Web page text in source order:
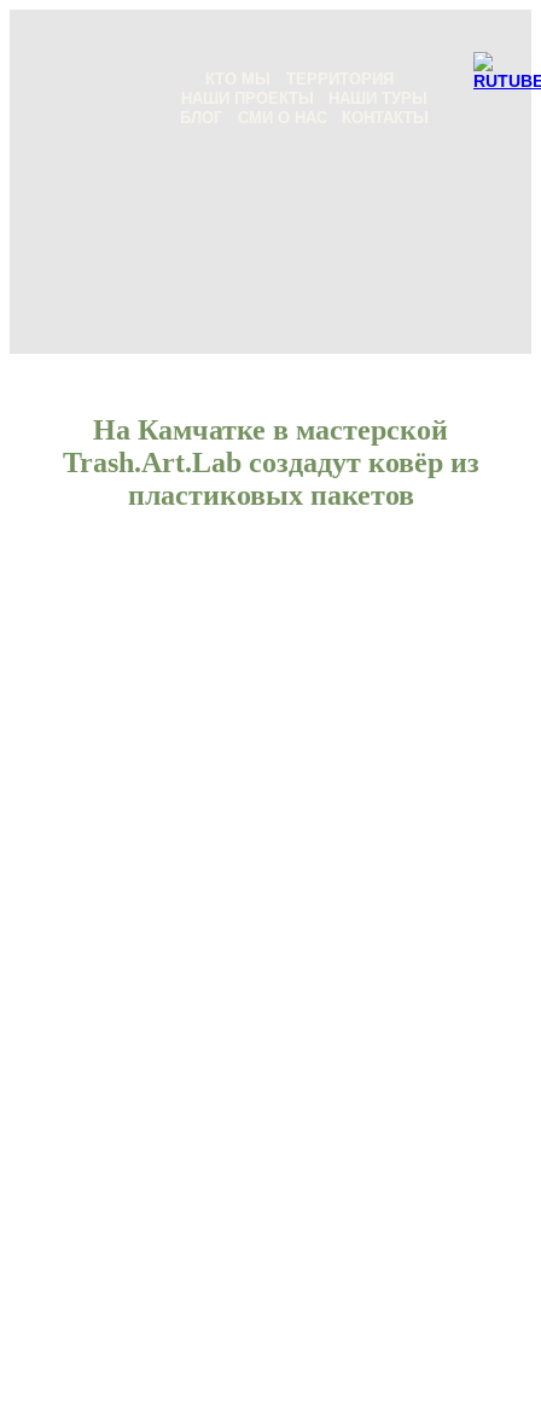
На Камчатке в мастерской
Trash.Art.Lab создадут ковёр из
пластиковых пакетов